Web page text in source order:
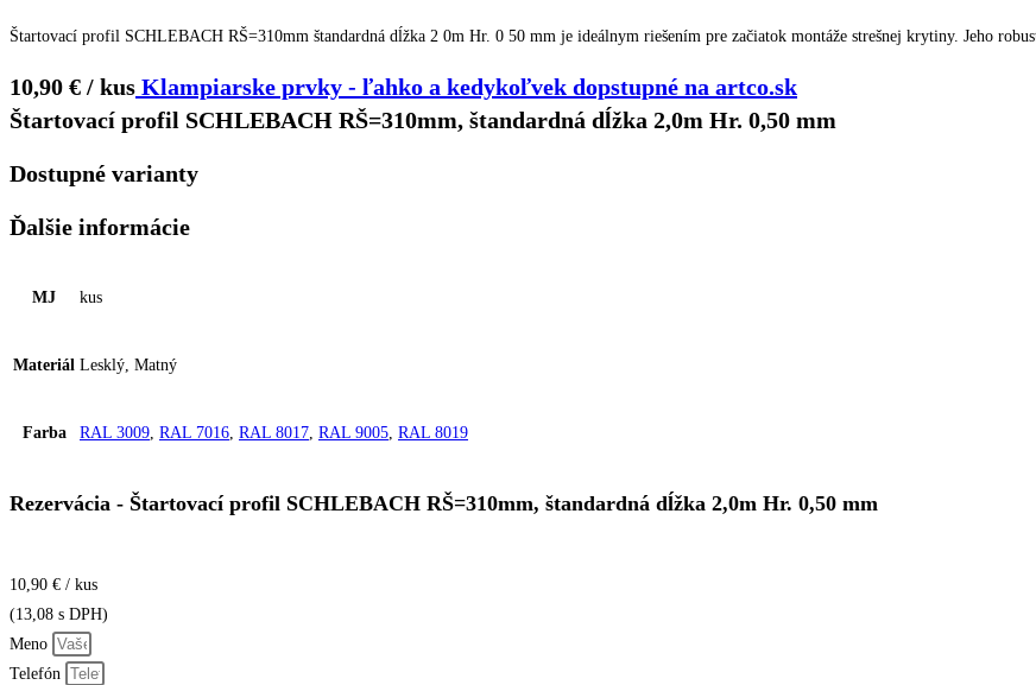
Štartovací profil SCHLEBACH RŠ=310mm štandardná dĺžka 2 0m Hr. 0 50 mm je ideálnym riešením pre začiatok montáže strešnej krytiny. Jeho
10,90 € / kus Klampiarske prvky - ľahko a kedykoľvek dopstupné na artco.sk
Štartovací profil SCHLEBACH RŠ=310mm, štandardná dĺžka 2,0m Hr. 0,50 mm
Dostupné varianty
Ďalšie informácie
MJ kus
Materiál Lesklý, Matný
Farba RAL 3009, RAL 7016, RAL 8017, RAL 9005, RAL 8019
Rezervácia - Štartovací profil SCHLEBACH RŠ=310mm, štandardná dĺžka 2,0m Hr. 0,50 mm
10,90 € / kus
(13,08 s DPH)
Meno
Telefón